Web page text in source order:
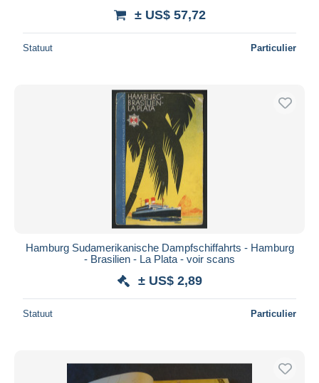
± US$ 57,72
Statuut Particulier
Hamburg Sudamerikanische Dampfschiffahrts - Hamburg
- Brasilien - La Plata - voir scans
± US$ 2,89
Statuut Particulier